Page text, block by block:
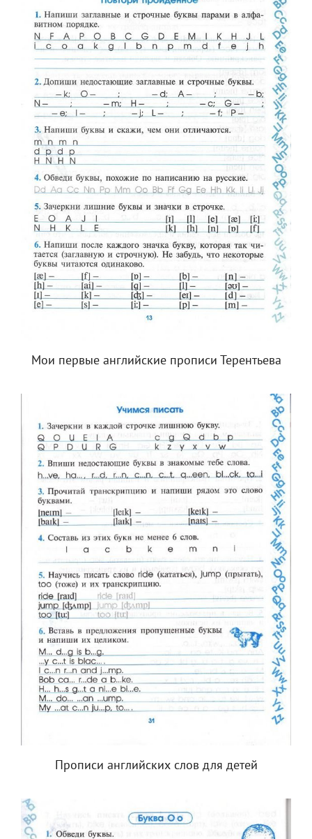
Мои первые английские прописи Терентьева
Прописи английских слов для детей